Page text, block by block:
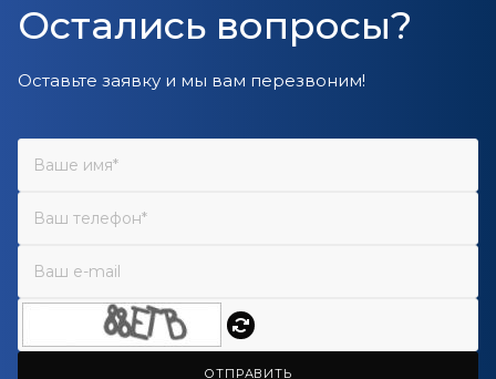
Остались вопросы?
Оставьте заявку и мы вам перезвоним!
ОТПРАВИТЬ